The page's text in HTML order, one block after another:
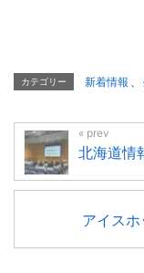
カテゴリー 新着情報
北海道情
アイス